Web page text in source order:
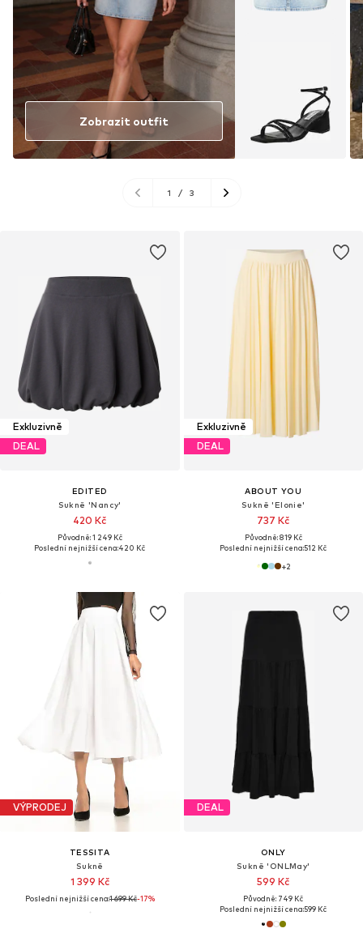
Exkluzivně
DEAL
EDITED
Sukně 'Nancy'
420 Kč
Původně: 1 249 Kč
Poslední nejnižší cena:420 Kč
Exkluzivně
DEAL
ABOUT YOU
Sukně 'Elonie'
737 Kč
Původně: 819 Kč
Poslední nejnižší cena:512 Kč
+2
VÝPRODEJ
TESSITA
Sukně
1 399 Kč
Poslední nejnižší cena:1 699 Kč-17%
DEAL
ONLY
Sukně 'ONLMay'
599 Kč
Původně: 749 Kč
Poslední nejnižší cena:599 Kč
Zobrazit outfit
1 / 3